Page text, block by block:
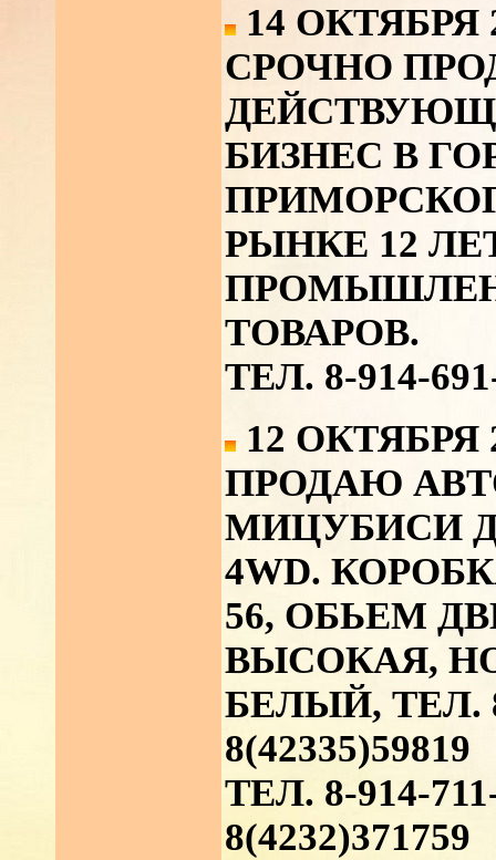
14 ОКТЯБРЯ
СРОЧНО
БИЗНЕС В
РЫНКЕ 12
ТОВАРОВ.
ТЕЛ. 8-914-
12 ОКТЯБРЯ
ПРОДАЮ
МИЦУБИСИ
4WD.
56, ОБЬЕМ
ВЫСОКАЯ,
БЕЛЫЙ, ТЕЛ.
8(42335)59819
ТЕЛ. 8-914-
8(4232)371759